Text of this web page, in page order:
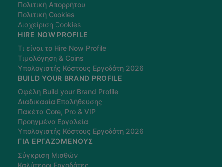
Πολιτική Απορρήτου
Πολιτική Cookies
Διαχείριση Cookies
HIRE NOW PROFILE
Τι είναι το Hire Now Profile
Τιμολόγηση & Coins
Υπολογιστής Κόστους Εργοδότη 2026
BUILD YOUR BRAND PROFILE
Ωφέλη Build your Brand Profile
Διαδικασία Επαλήθευσης
Πακέτα Core, Pro & VIP
Προηγμένα Εργαλεία
Υπολογιστής Κόστους Εργοδότη 2026
ΓΙΑ ΕΡΓΑΖΌΜΕΝΟΥΣ
Σύγκριση Μισθών
Καλύτεροι Εργοδότες